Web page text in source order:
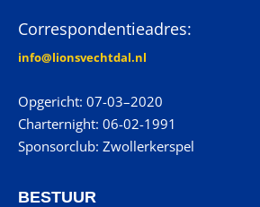
Correspondentieadres:
info@lionsvechtdal.nl
Opgericht: 07-03–2020
Charternight: 06-02-1991
Sponsorclub: Zwollerkerspel
BESTUUR